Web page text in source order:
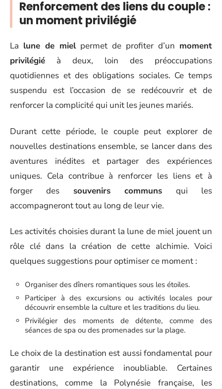
Renforcement des liens du couple :
un moment privilégié
La lune de mielpermet de profiter d’un moment
privilégié à deux, loin des préoccupations
quotidiennes et des obligations sociales. Ce temps
suspendu est l’occasion de se redécouvrir et de
renforcer la complicité qui unit les jeunes mariés.
Durant cette période, le couple peut explorer de
nouvelles destinations ensemble, se lancer dans des
aventures inédites et partager des expériences
uniques. Cela contribue à renforcer les liens et à
forger des souvenirs communs qui les
accompagneront tout au long de leur vie.
Les activités choisies durant la lune de miel jouent un
rôle clé dans la création de cette alchimie. Voici
quelques suggestions pour optimiser ce moment :
Organiser des dîners romantiques sous les étoiles.
Participer à des excursions ou activités locales pour
découvrir ensemble la culture et les traditions du lieu.
Privilégier des moments de détente, comme des
séances de spa ou des promenades sur la plage.
Le choix de la destination est aussi fondamental pour
garantir une expérience inoubliable. Certaines
destinations, comme la Polynésie française, les